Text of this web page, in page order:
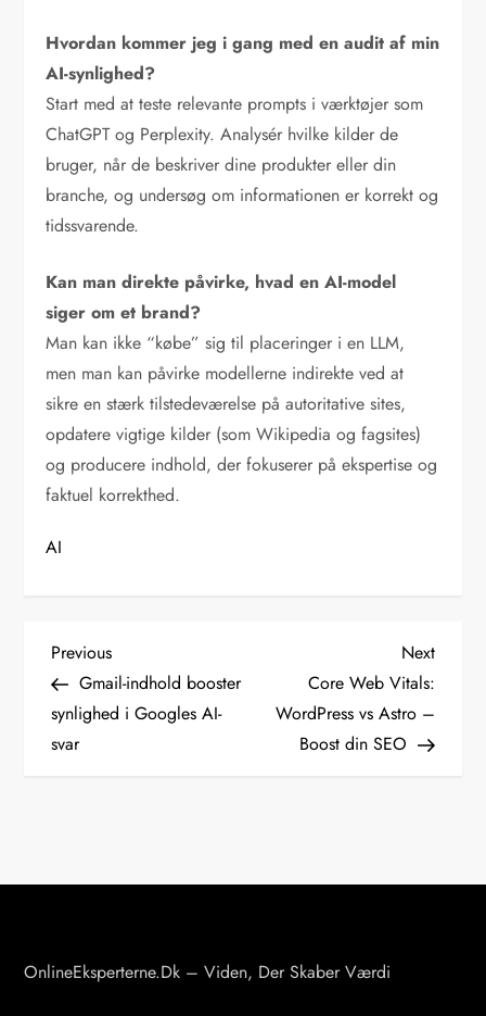
Hvordan kommer jeg i gang med en audit af min
AI-synlighed?
Start med at teste relevante prompts i værktøjer som
ChatGPT og Perplexity. Analysér hvilke kilder de
bruger, når de beskriver dine produkter eller din
branche, og undersøg om informationen er korrekt og
tidssvarende.
Kan man direkte påvirke, hvad en AI-model
siger om et brand?
Man kan ikke “købe” sig til placeringer i en LLM,
men man kan påvirke modellerne indirekte ved at
sikre en stærk tilstedeværelse på autoritative sites,
opdatere vigtige kilder (som Wikipedia og fagsites)
og producere indhold, der fokuserer på ekspertise og
faktuel korrekthed.
AI
I
n
d
g
Previous
Post
Previous
Gmail-indhold booster
synlighed i Googles AI-
svar
Next
Post
Next
Core Web Vitals:
WordPress vs Astro –
Boost din SEO
OnlineEksperterne.dk – Viden, Der Skaber Værdi